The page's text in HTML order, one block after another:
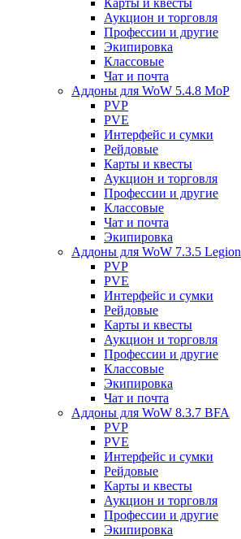
Карты и квесты
Аукцион и торговля
Профессии и другие
Экипировка
Классовые
Чат и почта
Аддоны для WoW 5.4.8 MoP
PVP
PVE
Интерфейс и сумки
Рейдовые
Карты и квесты
Аукцион и торговля
Профессии и другие
Классовые
Чат и почта
Экипировка
Аддоны для WoW 7.3.5 Legion
PVP
PVE
Интерфейс и сумки
Рейдовые
Карты и квесты
Аукцион и торговля
Профессии и другие
Классовые
Экипировка
Чат и почта
Аддоны для WoW 8.3.7 BFA
PVP
PVE
Интерфейс и сумки
Рейдовые
Карты и квесты
Аукцион и торговля
Профессии и другие
Экипировка